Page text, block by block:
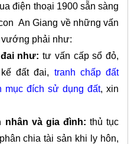
điện thoại 1900 sẵn sàng
An Giang về những vấn
vướng phải như:
đai như:tư vấn cấp sổ đỏ,
đất đai, tranh chấp đất
mục đích sử dụng đất, xin
nhân và gia đình:thủ tục
chia tài sản khi ly hôn,